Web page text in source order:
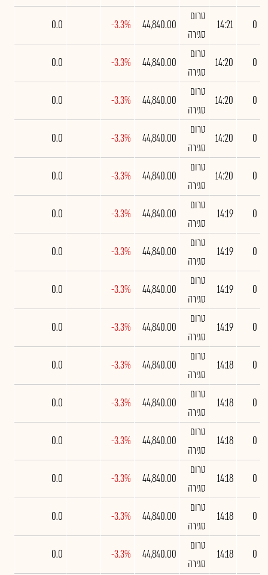
0
14:21
טרום
סגירה
44,840.00
-3.3%
0.0
0
14:20
טרום
סגירה
44,840.00
-3.3%
0.0
0
14:20
טרום
סגירה
44,840.00
-3.3%
0.0
0
14:20
טרום
סגירה
44,840.00
-3.3%
0.0
0
14:20
טרום
סגירה
44,840.00
-3.3%
0.0
0
14:19
טרום
סגירה
44,840.00
-3.3%
0.0
0
14:19
טרום
סגירה
44,840.00
-3.3%
0.0
0
14:19
טרום
סגירה
44,840.00
-3.3%
0.0
0
14:19
טרום
סגירה
44,840.00
-3.3%
0.0
0
14:18
טרום
סגירה
44,840.00
-3.3%
0.0
0
14:18
טרום
סגירה
44,840.00
-3.3%
0.0
0
14:18
טרום
סגירה
44,840.00
-3.3%
0.0
0
14:18
טרום
סגירה
44,840.00
-3.3%
0.0
0
14:18
טרום
סגירה
44,840.00
-3.3%
0.0
0
14:18
טרום
סגירה
44,840.00
-3.3%
0.0